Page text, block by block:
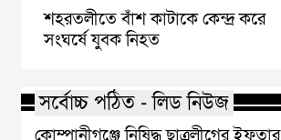
শহরতলীতে বাঁশ কাটাকে কেন্দ্র করে
সংঘর্ষে যুবক নিহত
সর্বোচ্চ পঠিত - লিড নিউজ